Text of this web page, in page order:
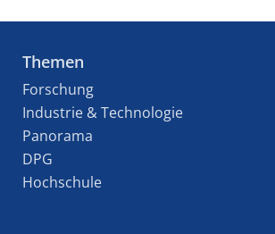
Themen
Forschung
Industrie & Technologie
Panorama
DPG
Hochschule